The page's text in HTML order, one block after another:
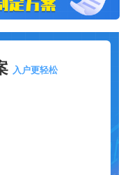
入户更轻松